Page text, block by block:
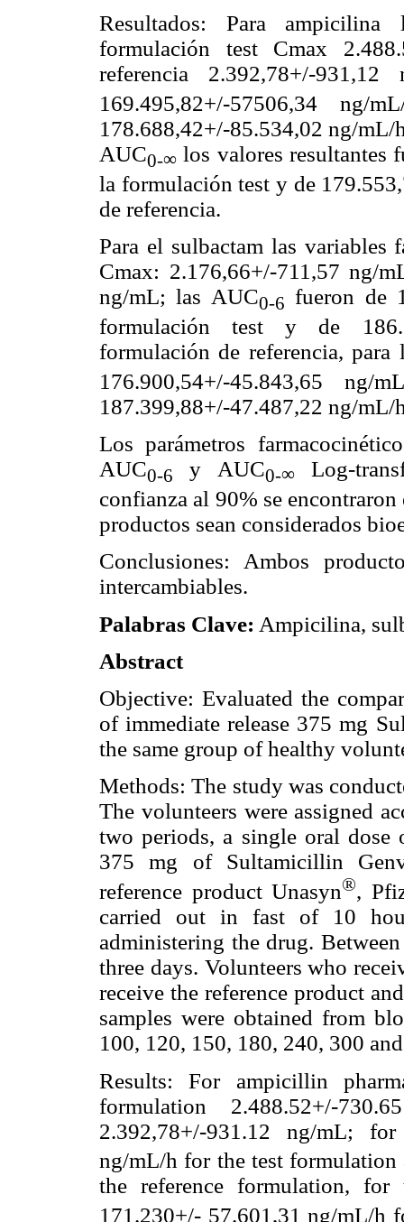
Resultados: Para ampicilina
formulación test Cmax
referencia 2.392,78+/-
169.495,82+/-57506,34
178.688,42+/-85.534,02 ng/mL/
AUC0-∞ los valores resultantes
la formulación test y de
de referencia.
Para el sulbactam las variables
Cmax: 2.176,66+/-711,57 ng/
ng/mL; las AUC0-6 fueron de
formulación test y de
formulación de referencia, para
176.900,54+/-45.843,65
187.399,88+/-47.487,22 ng/mL/
Los parámetros
AUC0-6 y AUC0-∞Log-
confianza al 90% se encontraron
productos sean considerados
Conclusiones: Ambos
intercambiables.
Palabras Clave: Ampicilina,
Abstract
Objective: Evaluated the
of immediate release 375 mg
the same group of healthy
Methods: The study was
The volunteers were assigned
two periods, a single oral
375 mg of Sultamicillin
reference product Unasyn®,
carried out in fast of 10
administering the drug.
three days. Volunteers who
receive the reference product
samples were obtained from
100, 120, 150, 180, 240, 300
Results: For ampicillin
formulation 2.488.52+/-
2.392,78+/-931.12 ng/mL;
ng/mL/h for the test
the reference formulation, for
171.230+/- 57.601,31 ng/mL/h